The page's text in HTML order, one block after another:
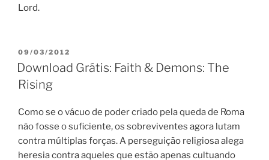
Lord.
PUBLICADO
EM
09/03/2012
Download Grátis: Faith & Demons: The
Rising
Como se o vácuo de poder criado pela queda de Roma
não fosse o suficiente, os sobreviventes agora lutam
contra múltiplas forças. A perseguição religiosa alega
heresia contra aqueles que estão apenas cultuando